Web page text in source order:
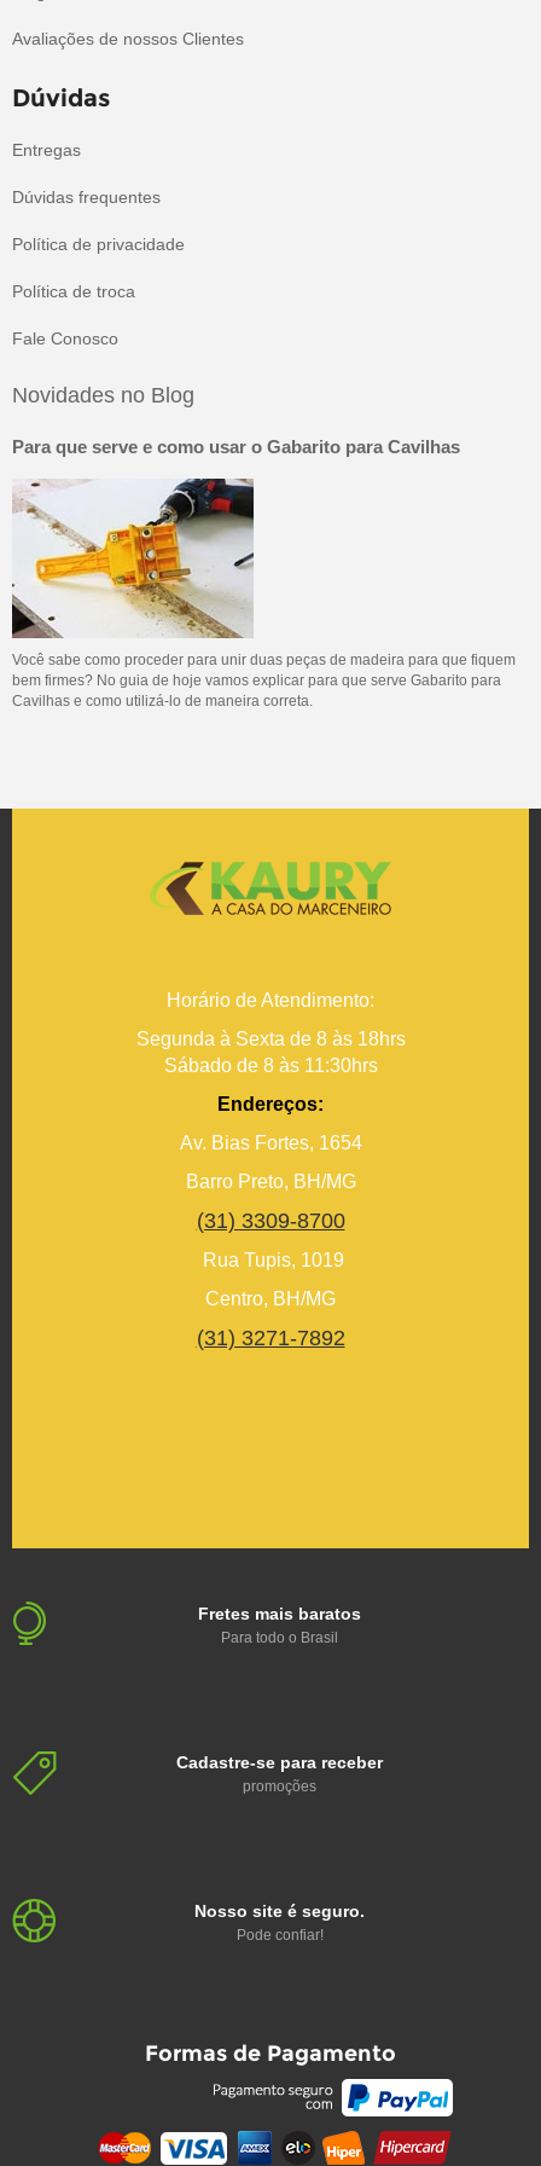
Avaliações de nossos Clientes
Dúvidas
Entregas
Dúvidas frequentes
Política de privacidade
Política de troca
Fale Conosco
Novidades no Blog
Para que serve e como usar o Gabarito para Cavilhas
Você sabe como proceder para unir duas peças de madeira para que fiquem
bem firmes? No guia de hoje vamos explicar para que serve Gabarito para
Cavilhas e como utilizá-lo de maneira correta.
Horário de Atendimento:
Segunda à Sexta de 8 às 18hrs
Sábado de 8 às 11:30hrs
Endereços:
Av. Bias Fortes, 1654
Barro Preto, BH/MG
(31) 3309-8700
Rua Tupis, 1019
Centro, BH/MG
(31) 3271-7892
Fretes mais baratos
Para todo o Brasil
Cadastre-se para receber
promoções
Nosso site é seguro.
Pode confiar!
Formas de Pagamento